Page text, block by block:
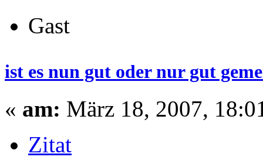
Gast
ist es nun gut oder nur gut
« am: März 18, 2007,
Zitat